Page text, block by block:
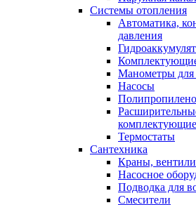
Системы отопления
Автоматика,
давления
Манометры для
Насосы
комплектующие
Термостаты
Сантехника
Краны,
Насосное
Подводка для
Смесители